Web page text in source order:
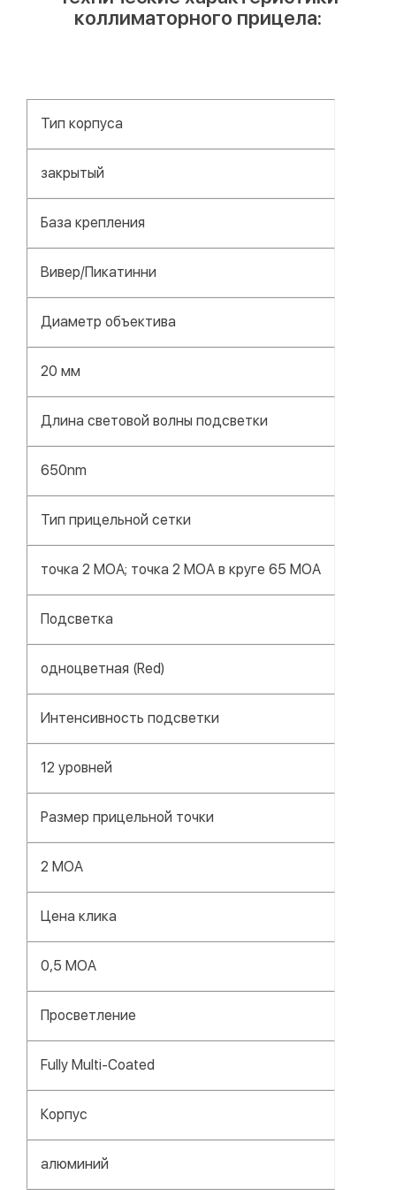
коллиматорного прицела:
Тип корпуса
закрытый
База крепления
Вивер/Пикатинни
Диаметр объектива
20 мм
Длина световой волны подсветки
650nm
Тип прицельной сетки
точка 2 МОА; точка 2 МОА в круге 65 МОА
Подсветка
одноцветная (Red)
Интенсивность подсветки
12 уровней
Размер прицельной точки
2 MOA
Цена клика
0,5 MOA
Просветление
Fully Multi-Coated
Корпус
алюминий